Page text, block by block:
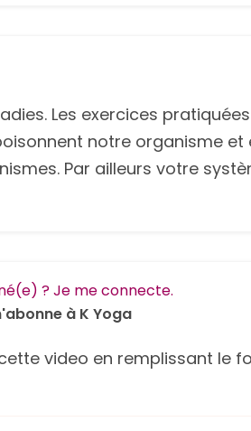
Les exercices
notre organisme
Par ailleurs votre
? Je me connecte.
à K Yoga
video en remplissant le